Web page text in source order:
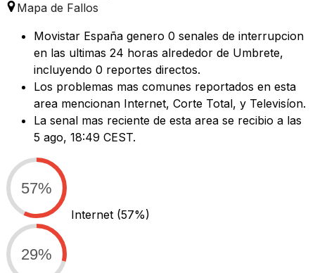
Mapa de Fallos
Movistar España genero 0 senales de interrupcion
en las ultimas 24 horas alrededor de Umbrete,
incluyendo 0 reportes directos.
Los problemas mas comunes reportados en esta
area mencionan Internet, Corte Total, y Televisíon.
La senal mas reciente de esta area se recibio a las
5 ago, 18:49 CEST.
57%
Internet (57%)
29%